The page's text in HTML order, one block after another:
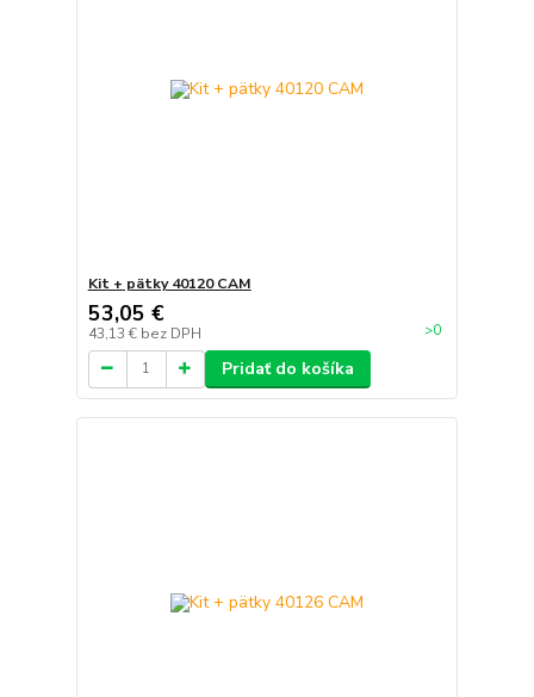
Kit + pätky 40120 CAM
53,05 €
43,13 € bez DPH >0
Pridať do košíka